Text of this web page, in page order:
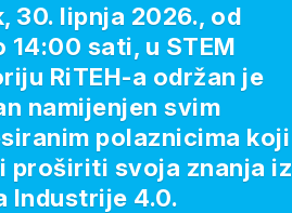
30. lipnja 2026., od
14:00 sati, u STEM
RiTEH-a održan je
namijenjen svim
polaznicima koji
proširiti svoja znanja iz
Industrije 4.0.